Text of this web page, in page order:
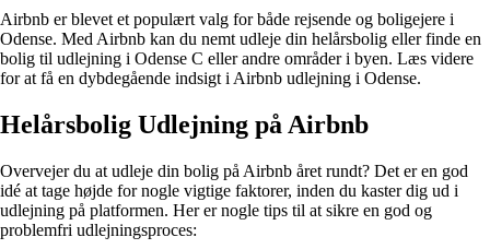
Airbnb er blevet et populært valg for både rejsende og boligejere i
Odense. Med Airbnb kan du nemt udleje din helårsbolig eller finde en
bolig til udlejning i Odense C eller andre områder i byen. Læs videre
for at få en dybdegående indsigt i Airbnb udlejning i Odense.
Helårsbolig Udlejning på Airbnb
Overvejer du at udleje din bolig på Airbnb året rundt? Det er en god
idé at tage højde for nogle vigtige faktorer, inden du kaster dig ud i
udlejning på platformen. Her er nogle tips til at sikre en god og
problemfri udlejningsproces: